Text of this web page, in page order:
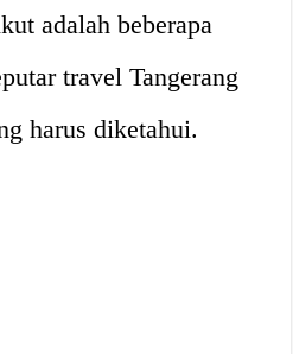
adalah beberapa
travel Tangerang
harus diketahui.